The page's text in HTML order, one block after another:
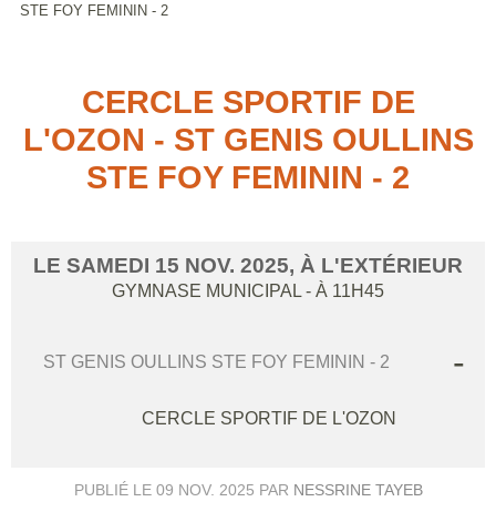
STE FOY FEMININ - 2
CERCLE SPORTIF DE
L'OZON - ST GENIS OULLINS
STE FOY FEMININ - 2
LE SAMEDI 15 NOV. 2025, À L'EXTÉRIEUR
GYMNASE MUNICIPAL - À 11H45
ST GENIS OULLINS STE FOY FEMININ - 2 -
CERCLE SPORTIF DE L'OZON
PUBLIÉ LE 09 NOV. 2025 PAR NESSRINE TAYEB